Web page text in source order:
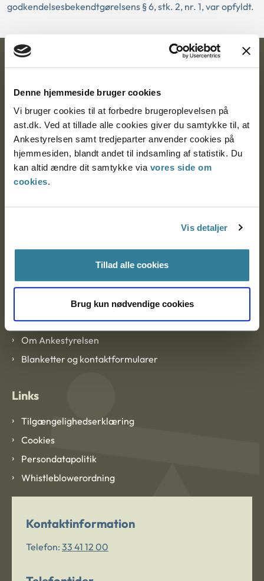
Denne hjemmeside bruger cookies
Vi bruger cookies til at forbedre brugeroplevelsen på
ast.dk. Ved at tillade alle cookies giver du samtykke til, at
Ankestyrelsen samt tredjeparter anvender cookies på
hjemmesiden, blandt andet til indsamling af statistik. Du
kan altid ændre dit samtykke via vores side om
cookies.
Vis detaljer
Tillad alle cookies
Brug kun nødvendige cookies
godkendelsesbekendtgørelsens § 6, stk. 2, nr. 1, var opfyldt.
Ankestyrelsen
Postadresse:
Nytorv 7, 2. sal
9000 Aalborg
Ankestyrelsen Aalborg
Ankestyrelsen København
EAN: 57 98 000 35 48 21
Om Ankestyrelsen
Blanketter og kontaktformularer
Links
Tilgængelighedserklæring
Cookies
Persondatapolitik
Whistleblowerordning
Kontaktinformation
Telefon: 33 41 12 00